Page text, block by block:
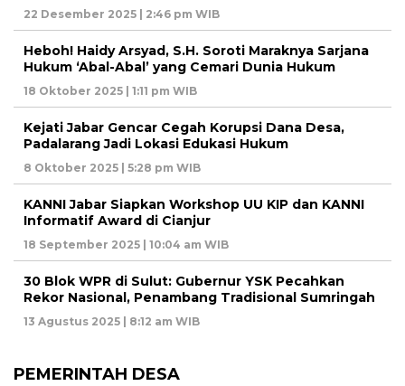
22 Desember 2025 | 2:46 pm WIB
Heboh! Haidy Arsyad, S.H. Soroti Maraknya Sarjana
Hukum ‘Abal-Abal’ yang Cemari Dunia Hukum
18 Oktober 2025 | 1:11 pm WIB
Kejati Jabar Gencar Cegah Korupsi Dana Desa,
Padalarang Jadi Lokasi Edukasi Hukum
8 Oktober 2025 | 5:28 pm WIB
KANNI Jabar Siapkan Workshop UU KIP dan KANNI
Informatif Award di Cianjur
18 September 2025 | 10:04 am WIB
30 Blok WPR di Sulut: Gubernur YSK Pecahkan
Rekor Nasional, Penambang Tradisional Sumringah
13 Agustus 2025 | 8:12 am WIB
PEMERINTAH DESA